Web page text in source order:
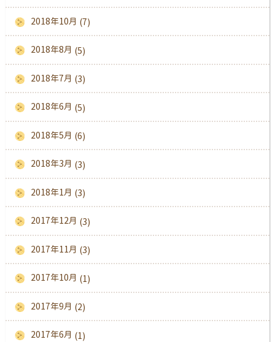
2018年10月 (7)
2018年8月 (5)
2018年7月 (3)
2018年6月 (5)
2018年5月 (6)
2018年3月 (3)
2018年1月 (3)
2017年12月 (3)
2017年11月 (3)
2017年10月 (1)
2017年9月 (2)
2017年6月 (1)